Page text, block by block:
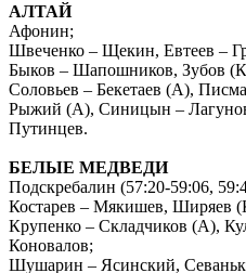
АЛТАЙ
Афонин;
Швеченко – Щекин, Евтеев –
Быков – Шапошников, Зубов
Соловьев – Бекетаев (А),
Рыжий (А), Синицын –
Путинцев.
БЕЛЫЕ МЕДВЕДИ
Подскребалин (57:20-59:06,
Костарев – Мякишев, Ширяев
Крупенко – Складчиков (А),
Коновалов;
Шушарин – Ясинский,